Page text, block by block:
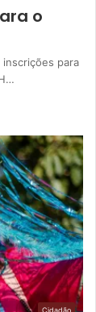
o
para
Cidadão